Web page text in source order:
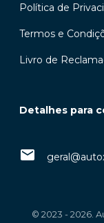
Política de
Termos e
Livro de
Detalhes para
© 2023 - 2026.